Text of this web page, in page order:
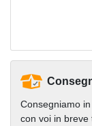
Consegniamo
con voi in breve